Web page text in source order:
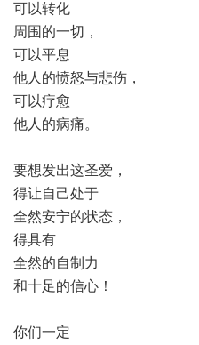
可以转化
周围的一切，
可以平息
他人的愤怒与悲伤，
可以疗愈
他人的病痛。
要想发出这圣爱，
得让自己处于
全然安宁的状态，
得具有
全然的自制力
和十足的信心！
你们一定